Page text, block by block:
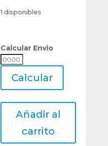
1 disponibles
Calcular Envio
Calcular
Calcular
Sierra
Circular
Acero
Añadir al
carrito